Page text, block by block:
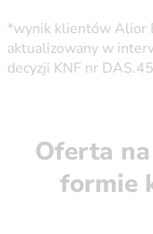
*wynik klientów Alior
aktualizowany w
decyzji KNF nr
Oferta
formie